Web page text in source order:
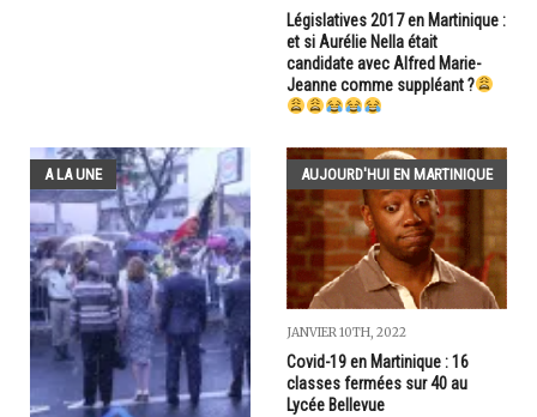
Législatives 2017 en Martinique :
et si Aurélie Nella était
candidate avec Alfred Marie-
Jeanne comme suppléant ?
A LA UNE AUJOURD'HUI EN MARTINIQUE
JANVIER 10TH, 2022
Covid-19 en Martinique : 16
classes fermées sur 40 au
Lycée Bellevue